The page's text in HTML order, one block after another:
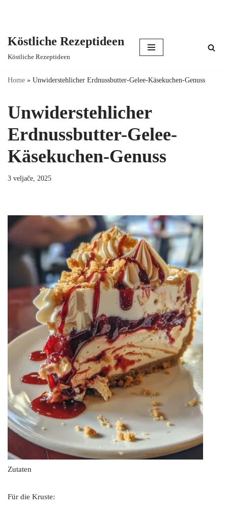
content
Köstliche Rezeptideen
Köstliche Rezeptideen
Home » Unwiderstehlicher Erdnussbutter-Gelee-Käsekuchen-Genuss
Unwiderstehlicher
Erdnussbutter-Gelee-
Käsekuchen-Genuss
3 veljače, 2025
Zutaten
Für die Kruste: